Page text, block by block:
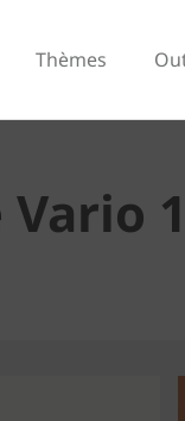
Thèmes